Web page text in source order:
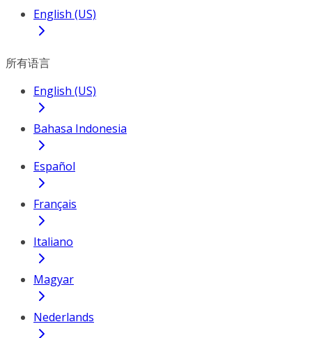
English (US)
所有语言
English (US)
Bahasa Indonesia
Español
Français
Italiano
Magyar
Nederlands